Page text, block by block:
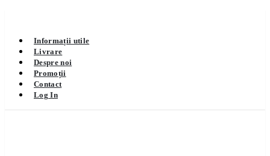
Informații utile
Livrare
Despre noi
Promoții
Contact
Log In